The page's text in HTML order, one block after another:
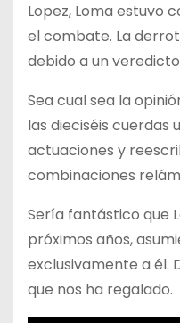
Lopez, Loma estuvo
el combate. La
debido a un
Sea cual sea la
las dieciséis
actuaciones y
combinaciones
Sería fantástico que
próximos años,
exclusivamente a él.
que nos ha regalado.